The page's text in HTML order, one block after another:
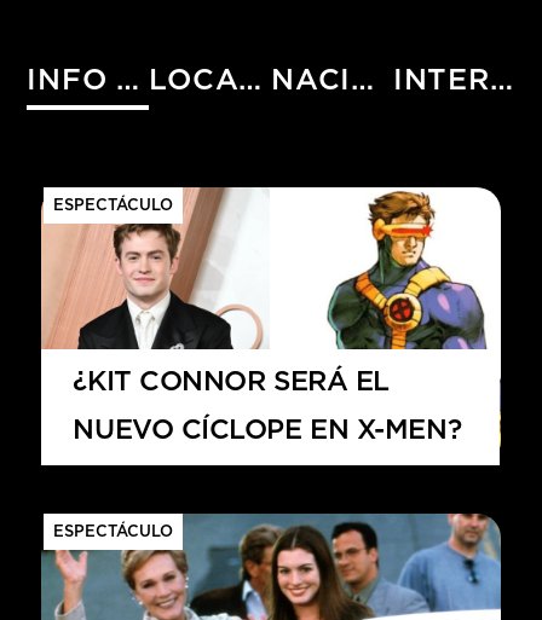
INFO HIST LOCALES NACIONALES INTERNACIONALES
ESPECTÁCULO
¿KIT CONNOR SERÁ EL
NUEVO CÍCLOPE EN X-MEN?
ESPECTÁCULO